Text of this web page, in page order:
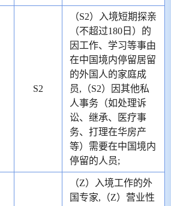
S2
（S2）入境短期探亲
（不超过180日）的
因工作、学习等事由
在中国境内停留居留
的外国人的家庭成
员,（S2）因其他私
人事务（如处理诉
讼、继承、医疗事
务、打理在华房产
等）需要在中国境内
停留的人员;
（Z）入境工作的外
国专家,（Z）营业性